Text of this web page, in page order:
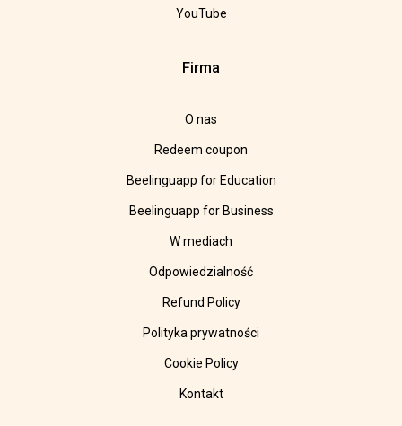
YouTube
Firma
O nas
Redeem coupon
Beelinguapp for Education
Beelinguapp for Business
W mediach
Odpowiedzialność
Refund Policy
Polityka prywatności
Cookie Policy
Kontakt